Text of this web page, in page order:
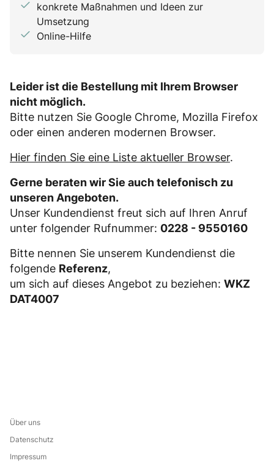
konkrete Maßnahmen und Ideen zur
Umsetzung
Online-Hilfe
Leider ist die Bestellung mit Ihrem Browser
nicht möglich.
Bitte nutzen Sie Google Chrome, Mozilla Firefox
oder einen anderen modernen Browser.
Hier finden Sie eine Liste aktueller Browser.
Gerne beraten wir Sie auch telefonisch zu
unseren Angeboten.
Unser Kundendienst freut sich auf Ihren Anruf
unter folgender Rufnummer: 0228 - 9550160
Bitte nennen Sie unserem Kundendienst die
folgende Referenz,
um sich auf dieses Angebot zu beziehen: WKZ
DAT4007
Über uns
Datenschutz
Impressum